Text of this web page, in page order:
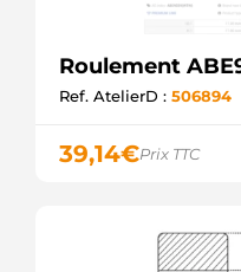
Roulement
Ref. AtelierD : 506894
39,14€Prix TTC